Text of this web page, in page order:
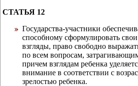
СТАТЬЯ 12
Государства-участники
способному сформулировать
взгляды, право свободно
по всем вопросам,
причем взглядам ребенка
внимание в соответствии с
зрелостью ребенка.